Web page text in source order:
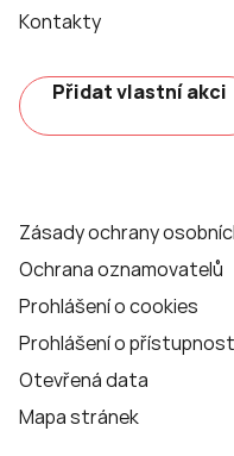
Kontakty
Přidat vlastní akci
Zásady ochrany
Ochrana oznamovatelů
Prohlášení o cookies
Prohlášení o
Otevřená data
Mapa stránek